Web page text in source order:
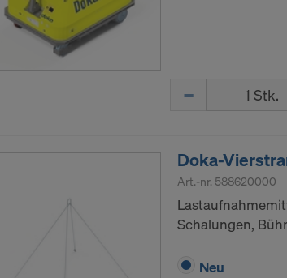
Doka-
Art.-nr. 588620000
Schalungen,
Neu